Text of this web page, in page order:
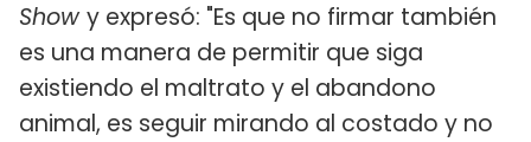
Showy expresó: "Es que no firmar también
es una manera de permitir que siga
existiendo el maltrato y el abandono
animal, es seguir mirando al costado y no